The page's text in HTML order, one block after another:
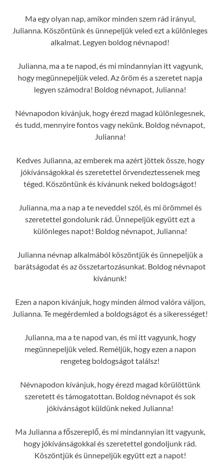
Ma egy olyan nap, amikor minden szem rád irányul,
Julianna. Köszöntünk és ünnepeljük veled ezt a különleges
alkalmat. Legyen boldog névnapod!
Julianna, ma a te napod, és mi mindannyian itt vagyunk,
hogy megünnepeljük veled. Az öröm és a szeretet napja
legyen számodra! Boldog névnapot, Julianna!
Névnapodon kívánjuk, hogy érezd magad különlegesnek,
és tudd, mennyire fontos vagy nekünk. Boldog névnapot,
Julianna!
Kedves Julianna, az emberek ma azért jöttek össze, hogy
jókívánságokkal és szeretettel örvendeztessenek meg
téged. Köszöntünk és kívánunk neked boldogságot!
Julianna, ma a nap a te neveddel szól, és mi örömmel és
szeretettel gondolunk rád. Ünnepeljük együtt ezt a
különleges napot! Boldog névnapot, Julianna!
Julianna névnap alkalmából köszöntjük és ünnepeljük a
barátságodat és az összetartozásunkat. Boldog névnapot
kívánunk!
Ezen a napon kívánjuk, hogy minden álmod valóra váljon,
Julianna. Te megérdemled a boldogságot és a sikerességet!
Julianna, ma a te napod van, és mi itt vagyunk, hogy
megünnepeljük veled. Reméljük, hogy ezen a napon
rengeteg boldogságot találsz!
Névnapodon kívánjuk, hogy érezd magad körülöttünk
szeretett és támogatottan. Boldog névnapot és sok
jókívánságot küldünk neked Julianna!
Ma Julianna a főszereplő, és mi mindannyian itt vagyunk,
hogy jókívánságokkal és szeretettel gondoljunk rád.
Köszöntjük és ünnepeljük együtt ezt a napot!